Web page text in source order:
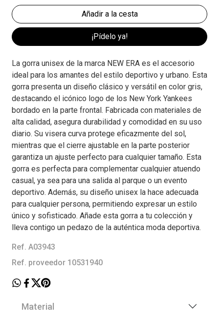
¡Pídelo ya!
La gorra unisex de la marca NEW ERA es el accesorio
ideal para los amantes del estilo deportivo y urbano. Esta
gorra presenta un diseño clásico y versátil en color gris,
destacando el icónico logo de los New York Yankees
bordado en la parte frontal. Fabricada con materiales de
alta calidad, asegura durabilidad y comodidad en su uso
diario. Su visera curva protege eficazmente del sol,
mientras que el cierre ajustable en la parte posterior
garantiza un ajuste perfecto para cualquier tamaño. Esta
gorra es perfecta para complementar cualquier atuendo
casual, ya sea para una salida al parque o un evento
deportivo. Además, su diseño unisex la hace adecuada
para cualquier persona, permitiendo expresar un estilo
único y sofisticado. Añade esta gorra a tu colección y
lleva contigo un pedazo de la auténtica moda deportiva.
Ref. A03943
Ref. proveedor 10531940
Material